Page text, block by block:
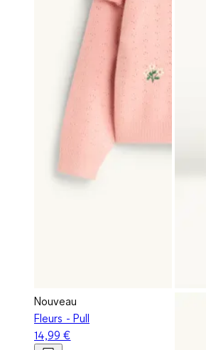
Nouveau
Fleurs - Pull
14,99 €